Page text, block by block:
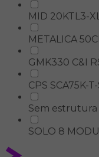
MID 20KTL3-
METALICA
GMK330 C&I
CPS SCA75K-
Sem estrutura
SOLO 8